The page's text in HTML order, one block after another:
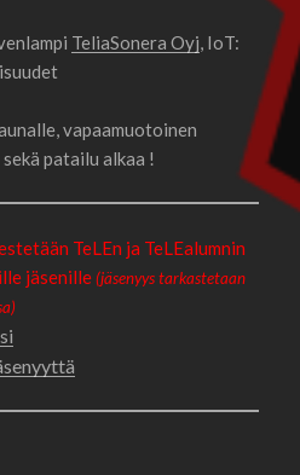
TeliaSonera Oyj, IoT:
vapaamuotoinen
patailu alkaa !
TeLEn ja TeLEalumnin
jäsenille(jäsenyys tarkastetaan